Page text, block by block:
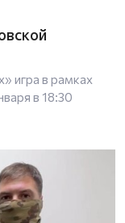
игра в рамках
в 18:30